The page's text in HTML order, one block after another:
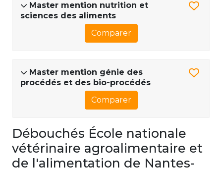
Master mention nutrition et
sciences des aliments
Comparer
Master mention génie des
procédés et des bio-procédés
Comparer
Débouchés École nationale
vétérinaire agroalimentaire et
de l'alimentation de Nantes-